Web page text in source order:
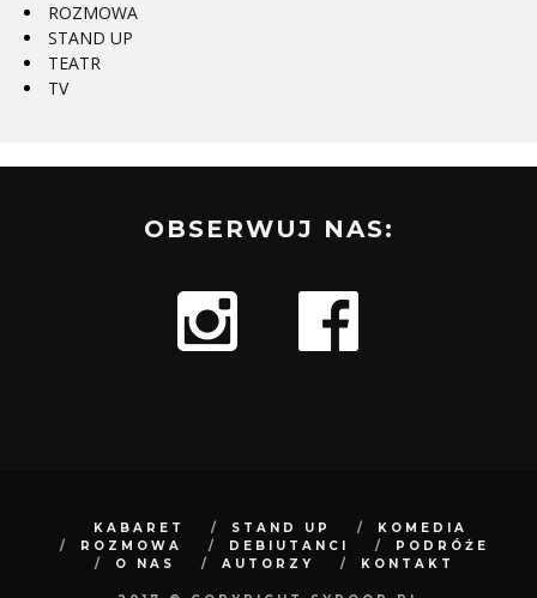
ROZMOWA
STAND UP
TEATR
TV
OBSERWUJ NAS:
KABARET STAND UP
KOMEDIA
ROZMOWA
DEBIUTANCI
PODRÓŻE
O NAS
AUTORZY KONTAKT